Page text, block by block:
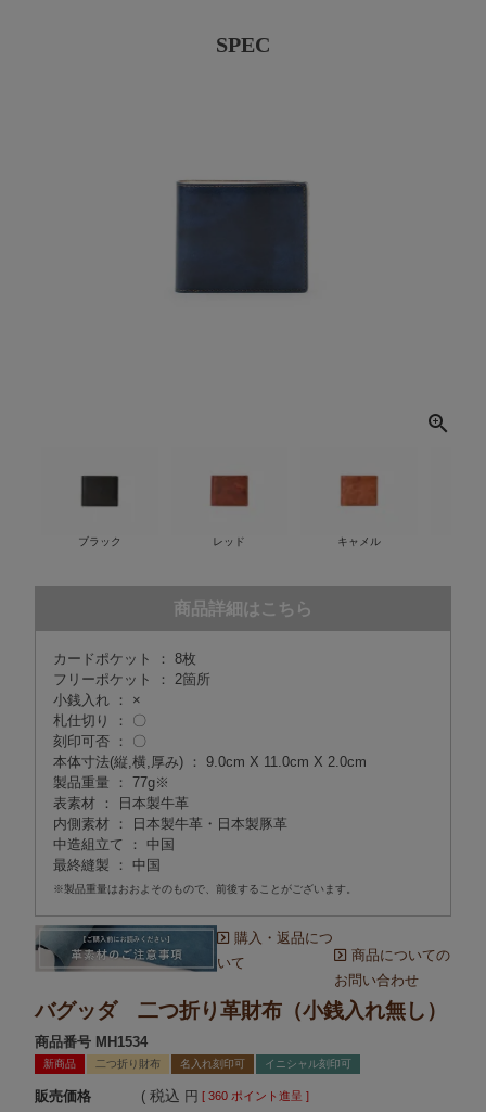
SPEC
ブラック レッド キャメル
商品詳細はこちら
カードポケット ： 8枚
フリーポケット ： 2箇所
小銭入れ ： ×
札仕切り ： 〇
刻印可否 ： 〇
本体寸法(縦,横,厚み) ： 9.0cm X 11.0cm X 2.0cm
製品重量 ： 77g※
表素材 ： 日本製牛革
内側素材 ： 日本製牛革・日本製豚革
中造組立て ： 中国
最終縫製 ： 中国
※製品重量はおおよそのもので、前後することがございます。
購入・返品につ
いて
商品についての
お問い合わせ
バグッダ 二つ折り革財布（小銭入れ無し）
商品番号 MH1534
新商品 二つ折り財布 名入れ刻印可 イニシャル刻印可
販売価格
税込 [ 360 ポイント進呈 ]